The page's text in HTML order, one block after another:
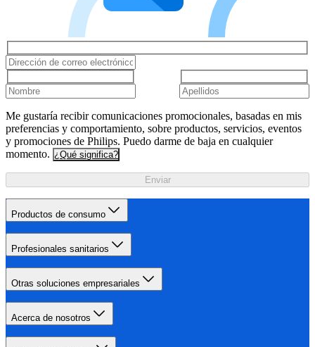
Me gustaría recibir comunicaciones promocionales, basadas en mis
preferencias y comportamiento, sobre productos, servicios, eventos
y promociones de Philips. Puedo darme de baja en cualquier
momento. ¿Qué significa?
Enviar
Productos de consumo
Profesionales sanitarios
Otras soluciones empresariales
Acerca de nosotros